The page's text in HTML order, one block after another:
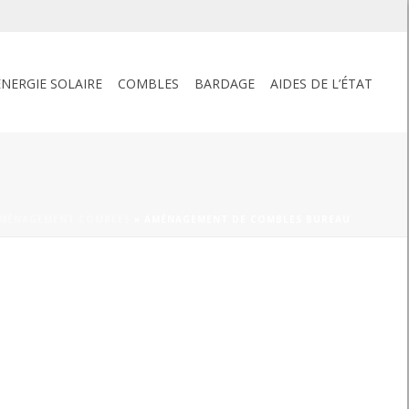
SOLAIRE COMBLES BARDAGE AIDES DE L’ÉTAT